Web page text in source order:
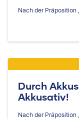
Nach der Präposition
Durch
Akkusativ!
Nach der Präposition